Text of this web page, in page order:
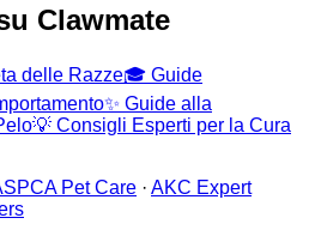
Clawmate
delle Razze🎓 Guide
✨ Guide alla
💡 Consigli Esperti per la Cura
Pet Care · AKC Expert